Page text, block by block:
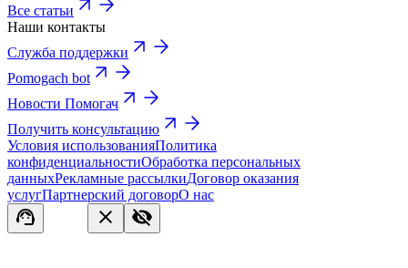
Все статьи
Наши контакты
Служба поддержки
Pomogach bot
Новости Помогач
Получить консультацию
Условия использованияПолитика
конфиденциальностиОбработка персональных
данныхРекламные рассылкиДоговор оказания
услугПартнерский договорО нас